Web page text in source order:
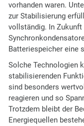
vorhanden waren.
zur Stabilisierung
vollständig. In
Batteriespeicher eine
Solche Technologien
stabilisierenden
sind besonders
reagieren und so
Trotzdem bleibt der
Energiequellen